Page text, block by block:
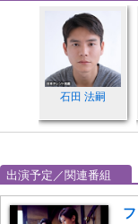
石田 法嗣
出演予定／関連番組